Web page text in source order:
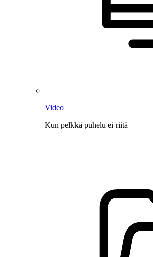
Video
Kun pelkkä puhelu ei riitä